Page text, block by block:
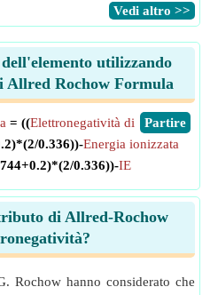
​Vedi altro >>
utilizzando
Allred Rochow Formula
​Partire
= ((Elettronegatività di
0.336))-Energia ionizzata
0.336))-IE
di Allred-Rochow
Rochow hanno considerato che